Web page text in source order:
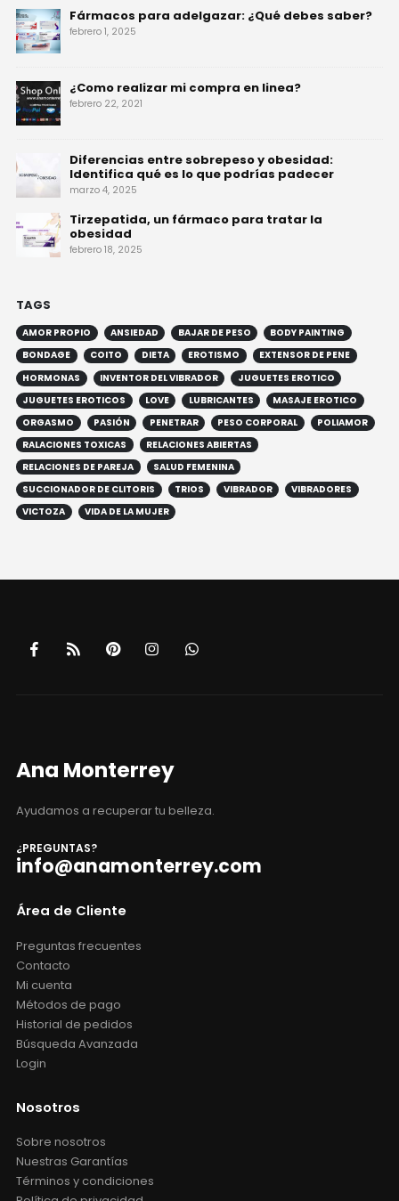
Fármacos para adelgazar: ¿Qué debes saber?
febrero 1, 2025
¿Como realizar mi compra en linea?
febrero 22, 2021
Diferencias entre sobrepeso y obesidad:
Identifica qué es lo que podrías padecer
marzo 4, 2025
Tirzepatida, un fármaco para tratar la
obesidad
febrero 18, 2025
TAGS
AMOR PROPIO ANSIEDAD BAJAR DE PESO
BODY PAINTING
BONDAGE
COITO DIETA EROTISMO
EXTENSOR DE PENE
HORMONAS
INVENTOR DEL VIBRADOR
JUGUETES EROTICO
JUGUETES EROTICOS
LOVE LUBRICANTES
MASAJE EROTICO
ORGASMO
PASIÓN PENETRAR PESO CORPORAL
POLIAMOR
RALACIONES TOXICAS
RELACIONES ABIERTAS
RELACIONES DE PAREJA
SALUD FEMENINA
SUCCIONADOR DE CLITORIS
TRIOS VIBRADOR
VIBRADORES
VICTOZA
VIDA DE LA MUJER
Ana Monterrey
Ayudamos a recuperar tu belleza.
¿PREGUNTAS?
info@anamonterrey.com
Área de Cliente
Preguntas frecuentes
Contacto
Mi cuenta
Métodos de pago
Historial de pedidos
Búsqueda Avanzada
Login
Nosotros
Sobre nosotros
Nuestras Garantías
Términos y condiciones